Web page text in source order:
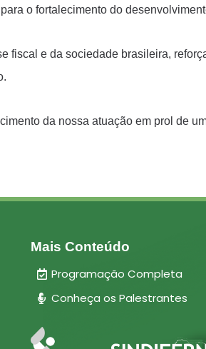
o fortalecimento do
fiscal e da sociedade brasileira,
da nossa atuação em prol de
Mais Conteúdo
Programação Completa
Conheça os Palestrantes